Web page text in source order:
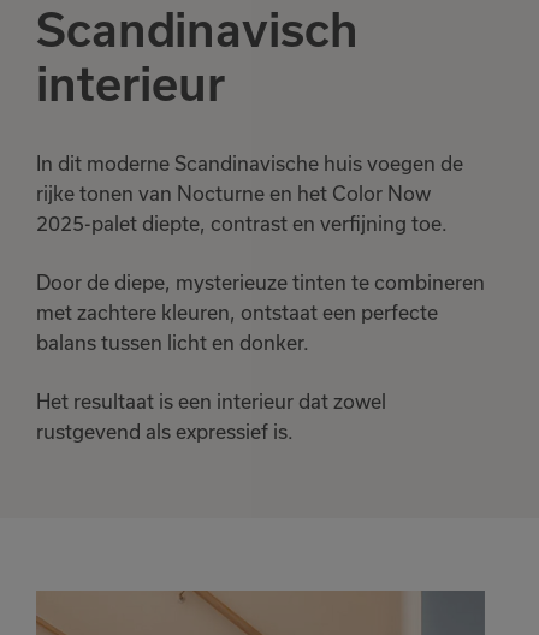
Scandinavisch
interieur
In dit moderne Scandinavische huis voegen de
rijke tonen van Nocturne en het Color Now
2025-palet diepte, contrast en verfijning toe.
Door de diepe, mysterieuze tinten te combineren
met zachtere kleuren, ontstaat een perfecte
balans tussen licht en donker.
Het resultaat is een interieur dat zowel
rustgevend als expressief is.
aan je favorieten
Verder winkelen
favorieten